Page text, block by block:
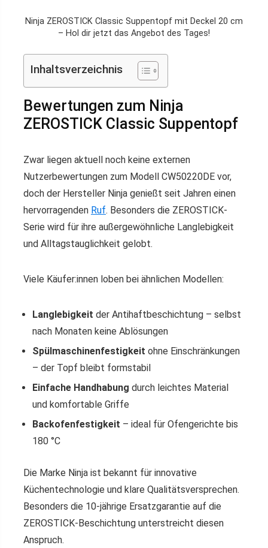
Ninja ZEROSTICK Classic Suppentopf mit Deckel 20 cm
– Hol dir jetzt das Angebot des Tages!
Inhaltsverzeichnis
Bewertungen zum Ninja
ZEROSTICK Classic Suppentopf
Zwar liegen aktuell noch keine externen
Nutzerbewertungen zum Modell CW50220DE vor,
doch der Hersteller Ninja genießt seit Jahren einen
hervorragenden Ruf. Besonders die ZEROSTICK-
Serie wird für ihre außergewöhnliche Langlebigkeit
und Alltagstauglichkeit gelobt.
Viele Käufer:innen loben bei ähnlichen Modellen:
Langlebigkeit der Antihaftbeschichtung – selbst
nach Monaten keine Ablösungen
Spülmaschinenfestigkeit ohne Einschränkungen
– der Topf bleibt formstabil
Einfache Handhabung durch leichtes Material
und komfortable Griffe
Backofenfestigkeit – ideal für Ofengerichte bis
180 °C
Die Marke Ninja ist bekannt für innovative
Küchentechnologie und klare Qualitätsversprechen.
Besonders die 10-jährige Ersatzgarantie auf die
ZEROSTICK-Beschichtung unterstreicht diesen
Anspruch.